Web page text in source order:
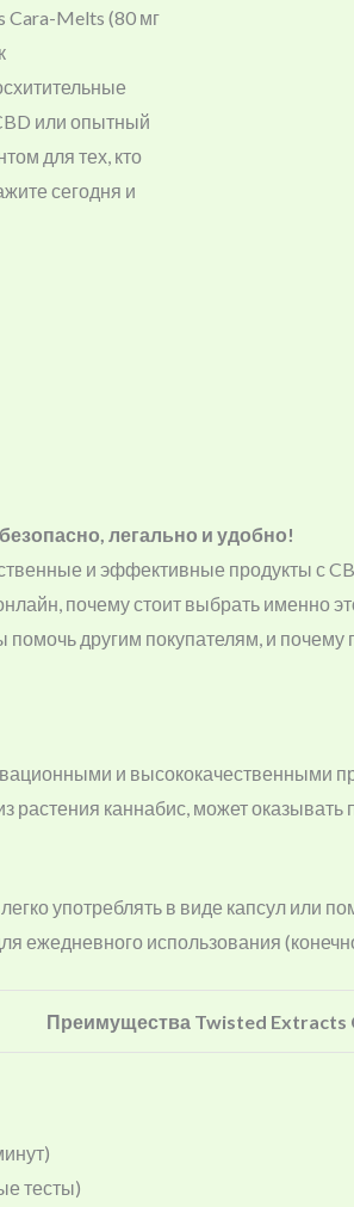
Cara-Melts (80 мг
или опытный
для тех, кто
сегодня и
легально и удобно!
и эффективные продукты с
почему стоит выбрать именно
другим покупателям, и почему
и высококачественными
растения каннабис, может
употреблять в виде капсул или
ежедневного использования
Преимущества Twisted Extracts
тесты)